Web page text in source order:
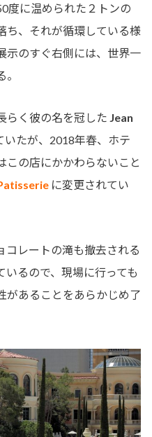
度に温められた２トンの
ち、それが循環している様
示のすぐ右側には、世界一
らく彼の名を冠した Jean
いたが、2018年春、ホテ
この店にかかわらないこと
に変更されてい
レートの滝も撤去される
いるので、現場に行っても
があることをあらかじめ了